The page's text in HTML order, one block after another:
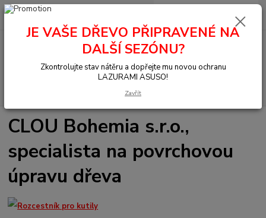
+420 377 441 961 0,00 Kč
CLOU Bohemia s.r.o.,
specialista na povrchovou
úpravu dřeva
JE VAŠE DŘEVO PŘIPRAVENÉ NA
DALŠÍ SEZÓNU?
Zkontrolujte stav nátěru a dopřejte mu novou ochranu
LAZURAMI ASUSO!
Zavřít